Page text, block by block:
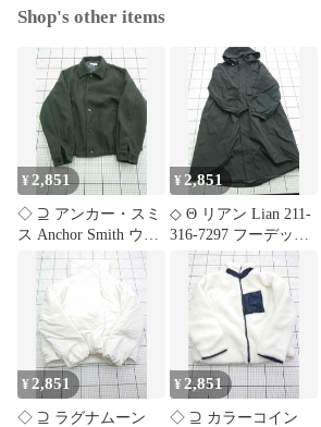
20%OFF
30%OFF
50%OFF
期間限定セール
在庫処分セール
サマーセール
ウィンターセール
割引クーポン発行
決算セール
大感謝祭セール
セール中
Shop's other items
¥ 2,851
◇ ⊇ アンカー・スミ
ス Anchor Smith ウー
ルライクジャケット
フロントボタン グリ
ーン系 Lサイズ メン
ズ E
【1604220015333】
¥ 2,851
◇ Θ リアン Lian 211-
316-7297 フーデッド
ロングコート ドロー
ストリング ブラック
系 Fサイズ レディー
【1604220015340】
¥ 2,851
◇ ⊇ ラグナムーン
¥ 2,851
◇ ⊇ カラーコイン